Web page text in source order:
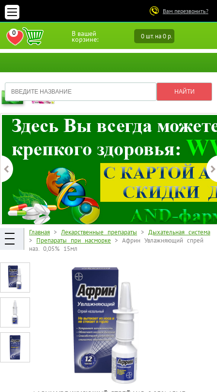
Вам перезвонить?
В вашей
корзине: 0 шт. на 0 р.
0
ПЕРЕЙТИ В ИЗБРАННОЕ
Главная > Лекарственные препараты > Дыхательная система
> Препараты при насморке > Африн Увлажняющий спрей
наз. 0,05% 15мл